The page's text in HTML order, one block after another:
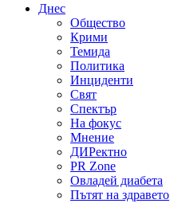
Днес
Общество
Крими
Темида
Политика
Инциденти
Свят
Спектър
На фокус
Мнение
ДИРектно
PR Zone
Овладей диабета
Пътят на здравето